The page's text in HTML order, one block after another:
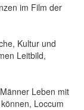
im Film der
Kultur und
Leitbild,
Leben mit
Loccum